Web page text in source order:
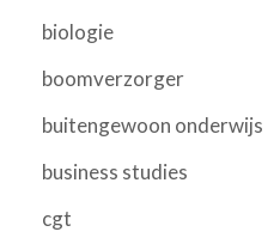
biologie
boomverzorger
buitengewoon onderwijs
business studies
cgt